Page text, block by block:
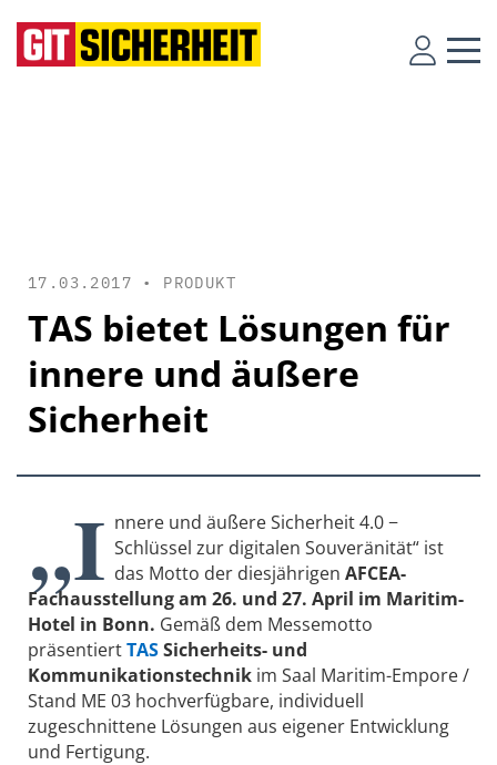
17.03.2017 • PRODUKT
TAS bietet Lösungen für
innere und äußere
Sicherheit
„I nnere und äußere Sicherheit 4.0 −
Schlüssel zur digitalen Souveränität“ ist
das Motto der diesjährigen AFCEA-
Fachausstellung am 26. und 27. April im Maritim-
Hotel in Bonn. Gemäß dem Messemotto
präsentiertTASSicherheits- und
Kommunikationstechnik im Saal Maritim-Empore /
Stand ME 03 hochverfügbare, individuell
zugeschnittene Lösungen aus eigener Entwicklung
und Fertigung.